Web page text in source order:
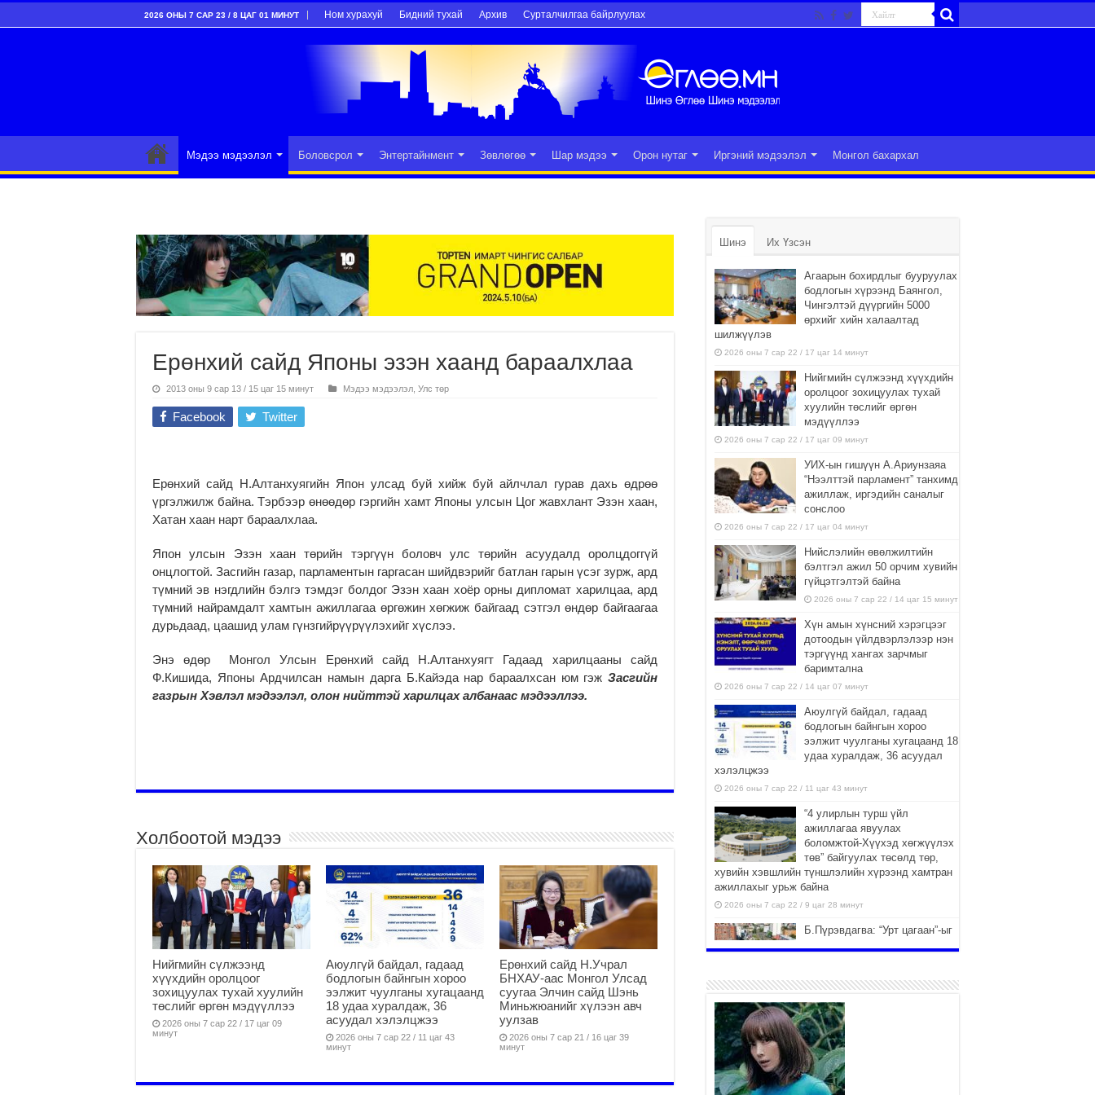
2026 ОНЫ 7 САР 23 / 8 ЦАГ 01 МИНУТ Ном хурахуй Бидний тухай Архив Сурталчилгаа байрлуулах
Мэдээ мэдээлэл Боловсрол Энтертайнмент Зөвлөгөө Шар мэдээ Орон нутаг Иргэний мэдээлэл Монгол бахархал
Ерөнхий сайд Японы эзэн хаанд бараалхлаа
2013 оны 9 сар 13 / 15 цаг 15 минут Мэдээ мэдээлэл Улс төр
Facebook Twitter
Ерөнхий сайд Н.Алтанхуягийн Япон улсад буй хийж буй айлчлал гурав дахь өдрөө
үргэлжилж байна. Тэрбээр өнөөдөр гэргийн хамт Японы улсын Цог жавхлант Эзэн хаан,
Хатан хаан нарт бараалхлаа.
Япон улсын Эзэн хаан төрийн тэргүүн боловч улс төрийн асуудалд оролцдоггүй
онцлогтой. Засгийн газар, парламентын гаргасан шийдвэрийг батлан гарын үсэг зурж, ард
түмний эв нэгдлийн бэлгэ тэмдэг болдог Эзэн хаан хоёр орны дипломат харилцаа, ард
түмний найрамдалт хамтын ажиллагаа өргөжин хөгжиж байгаад сэтгэл өндөр байгаагаа
дурьдаад, цаашид улам гүнзгийрүүрүүлэхийг хүслээ.
Энэ өдөр Монгол Улсын Ерөнхий сайд Н.Алтанхуягт Гадаад харилцааны сайд
Ф.Кишида, Японы Ардчилсан намын дарга Б.Кайэда нар бараалхсан юм гэж Засгийн
газрын Хэвлэл мэдээлэл, олон нийттэй харилцах албанаас мэдээллээ.
Холбоотой мэдээ
Нийгмийн сүлжээнд
хүүхдийн оролцоог
зохицуулах тухай хуулийн
төслийг өргөн мэдүүллээ
2026 оны 7 сар 22 / 17 цаг 09
минут
Аюулгүй байдал, гадаад
бодлогын байнгын хороо
ээлжит чуулганы хугацаанд
18 удаа хуралдаж, 36
асуудал хэлэлцжээ
2026 оны 7 сар 22 / 11 цаг 43
минут
Ерөнхий сайд Н.Учрал
БНХАУ-аас Монгол Улсад
суугаа Элчин сайд Шэнь
Миньжюанийг хүлээн авч
уулзав
2026 оны 7 сар 21 / 16 цаг 39
минут
Шинэ Их Үзсэн
Агаарын бохирдлыг бууруулах
бодлогын хүрээнд Баянгол,
Чингэлтэй дүүргийн 5000
өрхийг хийн халаалтад
шилжүүлэв
2026 оны 7 сар 22 / 17 цаг 14 минут
Нийгмийн сүлжээнд хүүхдийн
оролцоог зохицуулах тухай
хуулийн төслийг өргөн
мэдүүллээ
2026 оны 7 сар 22 / 17 цаг 09 минут
УИХ-ын гишүүн А.Ариунзаяа
“Нээлттэй парламент” танхимд
ажиллаж, иргэдийн саналыг
сонслоо
2026 оны 7 сар 22 / 17 цаг 04 минут
Нийслэлийн өвөлжилтийн
бэлтгэл ажил 50 орчим хувийн
гүйцэтгэлтэй байна
2026 оны 7 сар 22 / 14 цаг 15 минут
Хүн амын хүнсний хэрэгцээг
дотоодын үйлдвэрлэлээр нэн
тэргүүнд хангах зарчмыг
баримтална
2026 оны 7 сар 22 / 14 цаг 07 минут
Аюулгүй байдал, гадаад
бодлогын байнгын хороо
ээлжит чуулганы хугацаанд 18
удаа хуралдаж, 36 асуудал
хэлэлцжээ
2026 оны 7 сар 22 / 11 цаг 43 минут
“4 улирлын турш үйл
ажиллагаа явуулах
боломжтой-Хүүхэд хөгжүүлэх
төв” байгуулах төсөлд төр,
хувийн хэвшлийн түншлэлийн хүрээнд хамтран
ажиллахыг урьж байна
2026 оны 7 сар 22 / 9 цаг 28 минут
Б.Пүрэвдагва: “Урт цагаан”-ыг
2026 оны 7 сар 21 / 16 цаг 47 минут
Тусгай замын автобус /BRT/
төслийн удирдах хорооны
ээлжит хуралдаан боллоо
2026 оны 7 сар 21 / 16 цаг 43 минут
Ерөнхий сайд Н.Учрал БНХАУ-